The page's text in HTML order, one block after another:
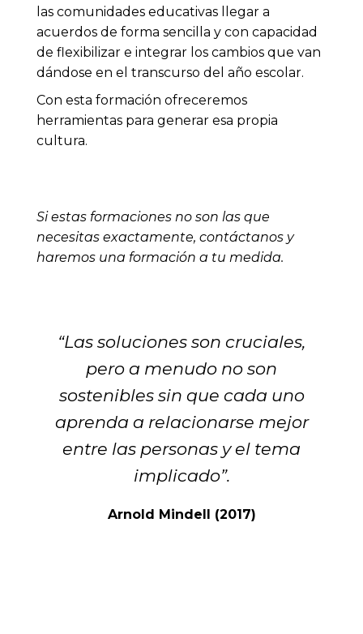
las comunidades educativas llegar a
acuerdos de forma sencilla y con capacidad
de flexibilizar e integrar los cambios que van
dándose en el transcurso del año escolar.
Con esta formación ofreceremos
herramientas para generar esa propia
cultura.
Si estas formaciones no son las que
necesitas exactamente, contáctanos y
haremos una formación a tu medida.
“Las soluciones son cruciales,
pero a menudo no son
sostenibles sin que cada uno
aprenda a relacionarse mejor
entre las personas y el tema
implicado”.
Arnold Mindell (2017)